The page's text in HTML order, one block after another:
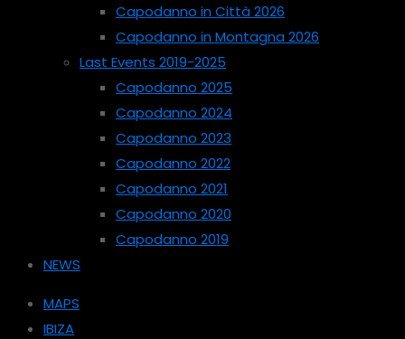
Capodanno in Città 2026
Capodanno in Montagna 2026
Last Events 2019-2025
Capodanno 2025
Capodanno 2024
Capodanno 2023
Capodanno 2022
Capodanno 2021
Capodanno 2020
Capodanno 2019
NEWS
MAPS
IBIZA